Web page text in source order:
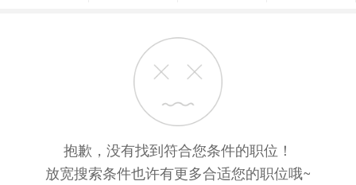
抱歉，没有找到符合您条件的职位！
放宽搜索条件也许有更多合适您的职位哦~